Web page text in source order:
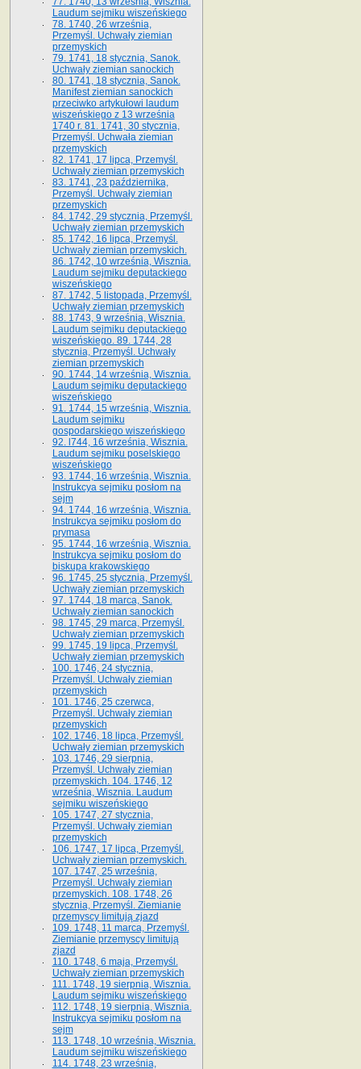
Laudum sejmiku wiszeńskiego
78. 1740, 26 września,
Przemyśl. Uchwały ziemian
przemyskich
79. 1741, 18 stycznia, Sanok.
Uchwały ziemian sanockich
80. 1741, 18 stycznia, Sanok.
Manifest ziemian sanockich
przeciwko artykułowi laudum
wiszeńskiego z 13 wrze­śnia
1740 r. 81. 1741, 30 stycznia,
Przemyśl. Uchwała ziemian
przemyskich
82. 1741, 17 lipca, Przemyśl.
Uchwały ziemian przemyskich
83. 1741, 23 października,
Przemyśl. Uchwały ziemian
przemyskich
84. 1742, 29 stycznia, Przemyśl.
Uchwały ziemian przemyskich
85. 1742, 16 lipca, Przemyśl.
Uchwały ziemian przemyskich.
86. 1742, 10 września, Wisznia.
Laudum sejmiku deputackiego
wiszeńskiego
87. 1742, 5 listopada, Przemyśl.
Uchwały ziemian przemyskich
88. 1743, 9 września, Wisznia.
Laudum sejmiku deputackiego
wiszeńskiego. 89. 1744, 28
stycznia, Przemyśl. Uchwały
ziemian przemyskich
90. 1744, 14 września, Wisznia.
Laudum sejmiku deputackiego
wiszeńskiego
91. 1744, 15 września, Wisznia.
Laudum sejmiku
gospodarskiego wiszeńskiego
92. l744, 16 września, Wisznia.
Laudum sejmiku poselskiego
wiszeńskiego
93. 1744, 16 września, Wisznia.
Instrukcya sejmiku posłom na
sejm
94. 1744, 16 września, Wisznia.
Instrukcya sejmiku posłom do
prymasa
95. 1744, 16 września, Wisznia.
Instrukcya sejmiku posłom do
biskupa krakowskiego
96. 1745, 25 stycznia, Przemyśl.
Uchwały ziemian przemyskich
97. 1744, 18 marca, Sanok.
Uchwały ziemian sanockich
98. 1745, 29 marca, Przemyśl.
Uchwały ziemian przemyskich
99. 1745, 19 lipca, Przemyśl.
Uchwały ziemian przemyskich
100. 1746, 24 stycznia,
Przemyśl. Uchwały ziemian
przemyskich
101. 1746, 25 czerwca,
Przemyśl. Uchwały ziemian
przemyskich
102. 1746, 18 lipca, Przemyśl.
Uchwały ziemian przemyskich
103. 1746, 29 sierpnia,
Przemyśl. Uchwały ziemian
przemyskich. 104. 1746, 12
września, Wisznia. Laudum
sejmiku wiszeńskiego
105. 1747, 27 stycznia,
Przemyśl. Uchwały ziemian
przemyskich
106. 1747, 17 lipca, Przemyśl.
Uchwały ziemian przemyskich.
107. 1747, 25 września,
Przemyśl. Uchwały ziemian
przemyskich. 108. 1748, 26
stycznia, Przemyśl. Ziemianie
przemyscy limitują zjazd
109. 1748, 11 marca, Przemyśl.
Ziemianie przemyscy limitują
zjazd
110. 1748, 6 maja, Przemyśl.
Uchwały ziemian przemyskich
111. 1748, 19 sierpnia, Wisznia.
Laudum sejmiku wiszeńskiego
112. 1748, 19 sierpnia, Wisznia.
Instrukcya sejmiku posłom na
sejm
113. 1748, 10 września, Wisznia.
Laudum sejmiku wiszeńskiego
114. 1748, 23 września,